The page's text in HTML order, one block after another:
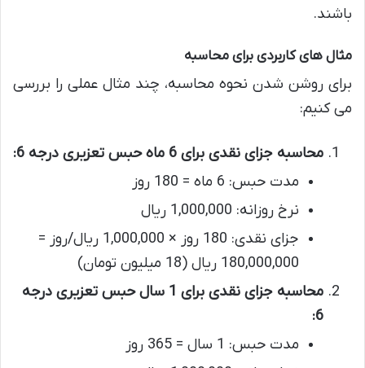
باشند.
مثال های کاربردی برای محاسبه
برای روشن شدن نحوه محاسبه، چند مثال عملی را بررسی
می کنیم:
محاسبه جزای نقدی برای 6 ماه حبس تعزیری درجه 6:
مدت حبس: 6 ماه = 180 روز
نرخ روزانه: 1,000,000 ریال
جزای نقدی: 180 روز × 1,000,000 ریال/روز =
180,000,000 ریال (18 میلیون تومان)
محاسبه جزای نقدی برای 1 سال حبس تعزیری درجه
6:
مدت حبس: 1 سال = 365 روز